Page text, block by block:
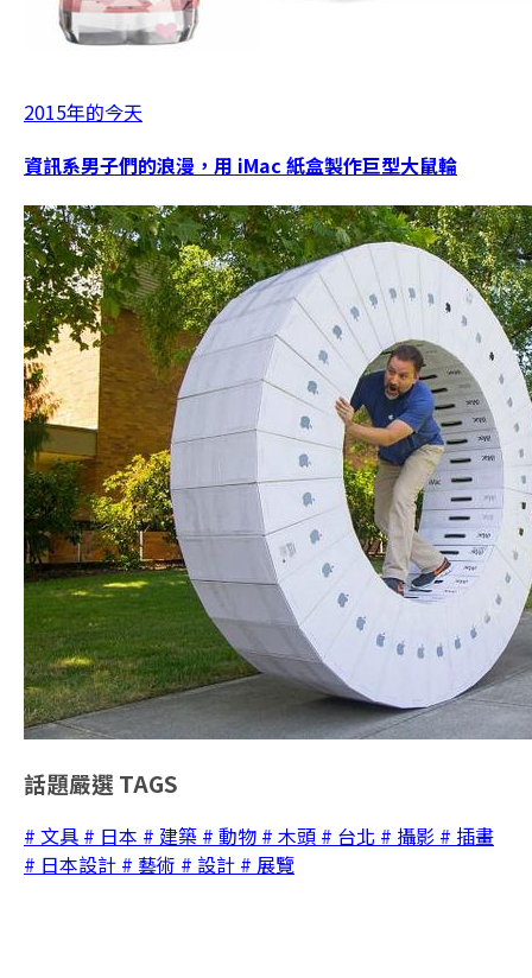
2015年的今天
資訊系男子們的浪漫，用 iMac 紙盒製作巨型大鼠輪
話題嚴選 TAGS
# 文具 # 日本 # 建築 # 動物 # 木頭 # 台北 # 攝影 # 插畫
# 日本設計 # 藝術 # 設計 # 展覽